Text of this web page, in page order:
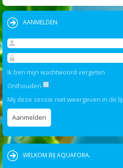
AANMELDEN
Ik ben mijn wachtwoord vergeten
Onthouden
Mij deze sessie niet weergeven in de
WELKOM BIJ AQUAFORA.